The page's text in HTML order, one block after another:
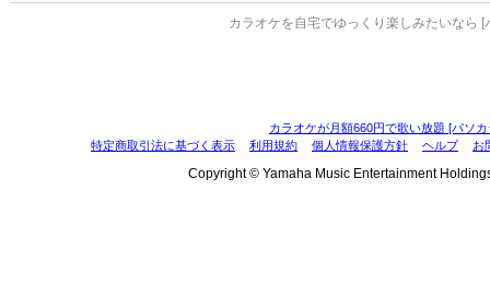
カラオケを自宅でゆっくり楽しみたいなら [
カラオケが月額660円で歌い放題 [パソ
特定商取引法に基づく表示
利用規約 個人情報保護方針 ヘルプ お
Copyright © Yamaha Music Entertainment